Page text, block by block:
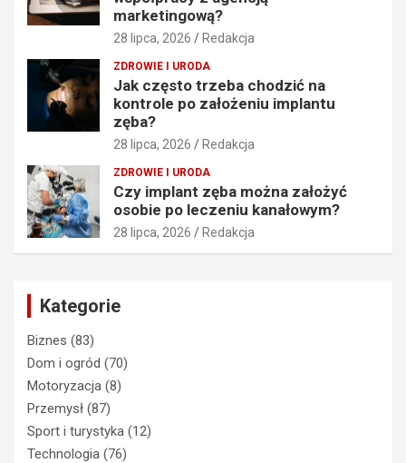
marketingową?
28 lipca, 2026 Redakcja
ZDROWIE I URODA
Jak często trzeba chodzić na
kontrole po założeniu implantu
zęba?
28 lipca, 2026 Redakcja
ZDROWIE I URODA
Czy implant zęba można założyć
osobie po leczeniu kanałowym?
28 lipca, 2026 Redakcja
Kategorie
Biznes (83)
Dom i ogród (70)
Motoryzacja (8)
Przemysł (87)
Sport i turystyka (12)
Technologia (76)